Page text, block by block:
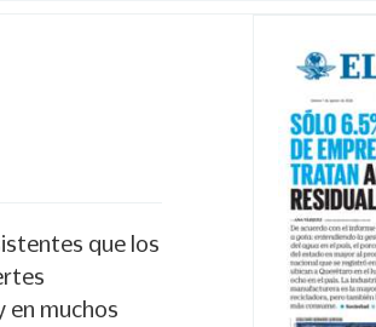
que los
en muchos